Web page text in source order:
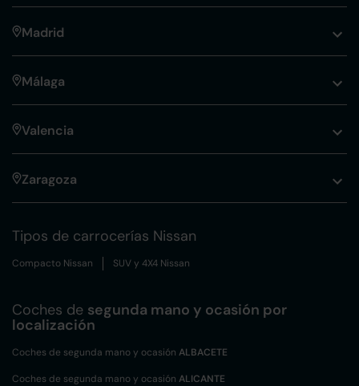
Madrid
Málaga
Valencia
Zaragoza
Tipos de carrocerías Nissan
Compacto Nissan SUV y 4X4 Nissan
Coches de segunda mano y ocasión por
localización
Coches de segunda mano y ocasión ALBACETE
Coches de segunda mano y ocasión ALICANTE